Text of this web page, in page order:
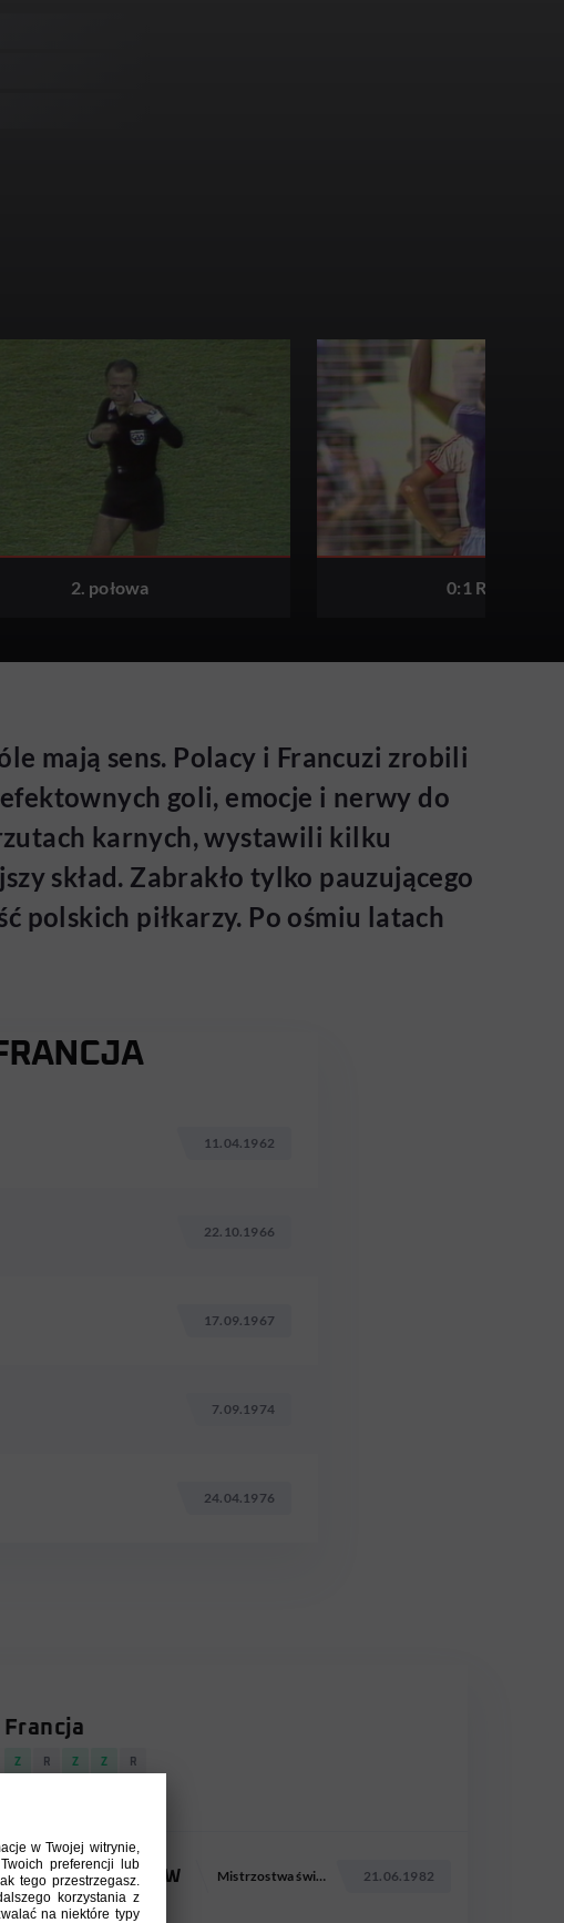
2. połowa 0:1 R. Girard
mają sens. Polacy i Francuzi zrobili
goli, emocje i nerwy do
karnych, wystawili kilku
skład. Zabrakło tylko pauzującego
polskich piłkarzy. Po ośmiu latach
11.04.1962
22.10.1966
17.09.1967
7.09.1974
24.04.1976
Francja
Z R Z Z R
4 : 1 KUW Mistrzostwa świata 1982 21.06.1982